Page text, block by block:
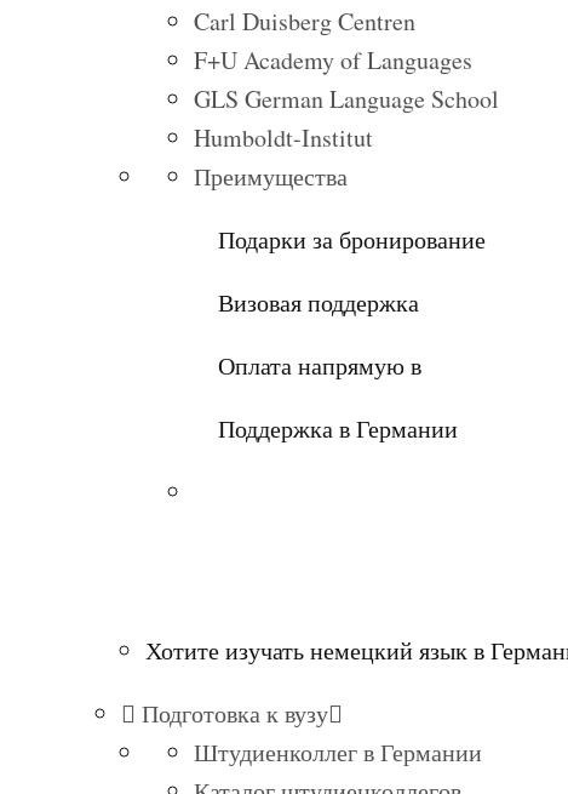
Carl Duisberg Centren
F+U Academy of Languages
GLS German Language School
Humboldt-Institut
Преимущества
Подарки за бронирование
Визовая поддержка
Оплата напрямую в
Поддержка в Германии
Хотите изучать немецкий язык в
Подготовка к вузу
Штудиенколлег в Германии